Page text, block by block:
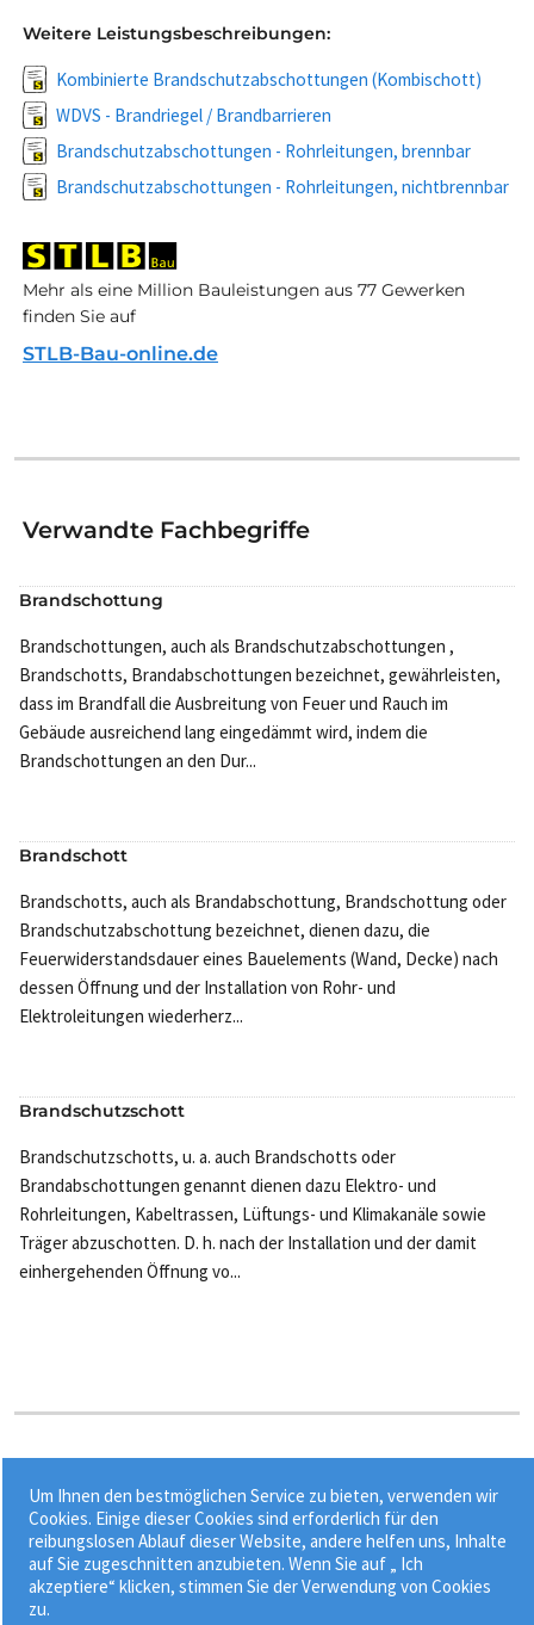
Weitere Leistungsbeschreibungen:
Kombinierte Brandschutzabschottungen (Kombischott)
WDVS - Brandriegel / Brandbarrieren
Brandschutzabschottungen - Rohrleitungen, brennbar
Brandschutzabschottungen - Rohrleitungen, nichtbrennbar
Mehr als eine Million Bauleistungen aus 77 Gewerken
finden Sie auf
STLB-Bau-online.de
Verwandte Fachbegriffe
Brandschottung
Brandschottungen, auch als Brandschutzabschottungen ,
Brandschotts, Brandabschottungen bezeichnet, gewährleisten,
dass im Brandfall die Ausbreitung von Feuer und Rauch im
Gebäude ausreichend lang eingedämmt wird, indem die
Brandschottungen an den Dur...
Brandschott
Brandschotts, auch als Brandabschottung, Brandschottung oder
Brandschutzabschottung bezeichnet, dienen dazu, die
Feuerwiderstandsdauer eines Bauelements (Wand, Decke) nach
dessen Öffnung und der Installation von Rohr- und
Elektroleitungen wiederherz...
Brandschutzschott
Brandschutzschotts, u. a. auch Brandschotts oder
Brandabschottungen genannt dienen dazu Elektro- und
Rohrleitungen, Kabeltrassen, Lüftungs- und Klimakanäle sowie
Träger abzuschotten. D. h. nach der Installation und der damit
einhergehenden Öffnung vo...
Stichworte:
Anschließen•Brandschott• Brandschottung•
Brandschutzabschottung•Brandschutznorm
Um Ihnen den bestmöglichen Service zu bieten, verwenden wir
Cookies. Einige dieser Cookies sind erforderlich für den
reibungslosen Ablauf dieser Website, andere helfen uns, Inhalte
auf Sie zugeschnitten anzubieten. Wenn Sie auf „ Ich
akzeptiere“ klicken, stimmen Sie der Verwendung von Cookies
zu.